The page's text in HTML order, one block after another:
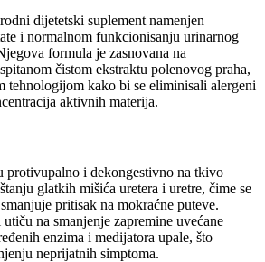
dijetetski suplement namenjen
i normalnom funkcionisanju urinarnog
formula je zasnovana na
čistom ekstraktu polenovog praha,
tehnologijom kako bi se eliminisali alergeni
aktivnih materija.
protivupalno i dekongestivno na tkivo
glatkih mišića uretera i uretre, čime se
pritisak na mokraćne puteve.
na smanjenje zapremine uvećane
enzima i medijatora upale, što
neprijatnih simptoma.